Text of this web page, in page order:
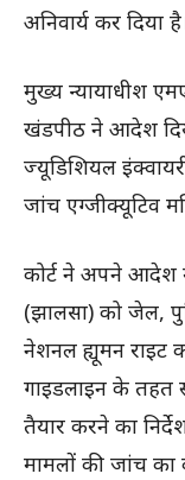
अनिवार्य कर दिया
मुख्य न्यायाधीश
खंडपीठ ने आदेश
ज्यूडिशियल
जांच एग्जीक्यूटिव
कोर्ट ने अपने आदेश
(झालसा) को जेल,
नेशनल ह्यूमन राइट
गाइडलाइन के तहत
तैयार करने का
मामलों की जांच का